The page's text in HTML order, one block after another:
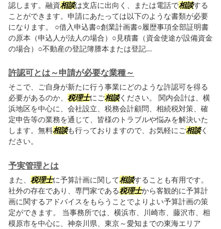
認します。融資相談は支店に出向く、または電話で相談する
ことができます。申請にあたっては以下のような書類が必要
になります。 ○借入申込書○創業計画書○履歴事項全部証明書
の原本（申込人が法人の場合）○見積書（資金使途が設備資金
の場合）○不動産の登記簿謄本または登記...
許認可とは～申請が必要な業種～
そこで、ご自身が新たに行う事業にどのような許認可を得る
必要があるのか、 税理士にご相談ください。 関内会計は、横
浜地区を中心に、会社設立、税務会計顧問、相続税対策、確
定申告等の業務を通じて、皆様のトラブルや悩みを解決いた
します。無料相談も行っておりますので、お気軽にご相談く
ださい。
予実管理とは
また、 税理士に予算計画に関して相談することも有用です。
社外の存在であり、専門家である税理士から客観的に予算計
画に関するアドバイスをもらうことでよりよい予算計画の策
定ができます。 当事務所では、横浜市、川崎市、藤沢市、相
模原市を中心に、神奈川県、東京～愛知までの東海エリア